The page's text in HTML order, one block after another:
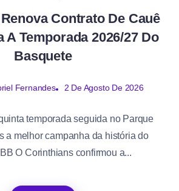
Contrato De Cauê
A Temporada 2026/27 Do
Basquete
Fernandes 2 De Agosto De 2026
temporada seguida no Parque
a melhor campanha da história do
O Corinthians confirmou a...